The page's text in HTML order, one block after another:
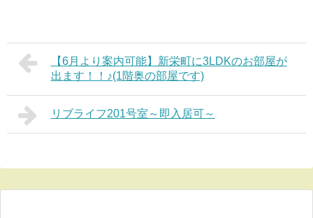
【6月より案内可能】新栄町に3LDKのお部屋が
出ます！！♪(1階奥の部屋です)
リブライフ201号室～即入居可～